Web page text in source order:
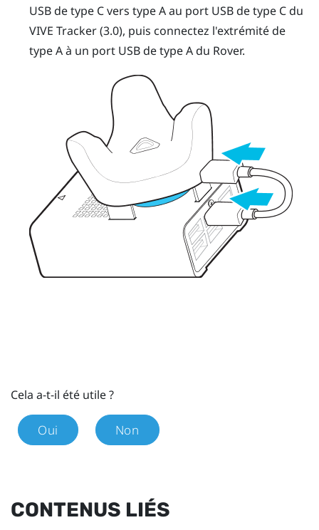
USB de type Cvers type A au port USB de type Cdu
VIVE Tracker (3.0), puis connectez l'extrémité de
type A à un port USB de type A du Rover.
Cela a-t-il été utile ?
Oui Non
CONTENUS LIÉS